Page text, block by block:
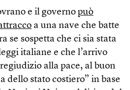
e il governo può
a una nave che batte
se sospetta che ci sia stata
italiane e che l’arrivo
alla pace, al buon
dello stato costiero” in base